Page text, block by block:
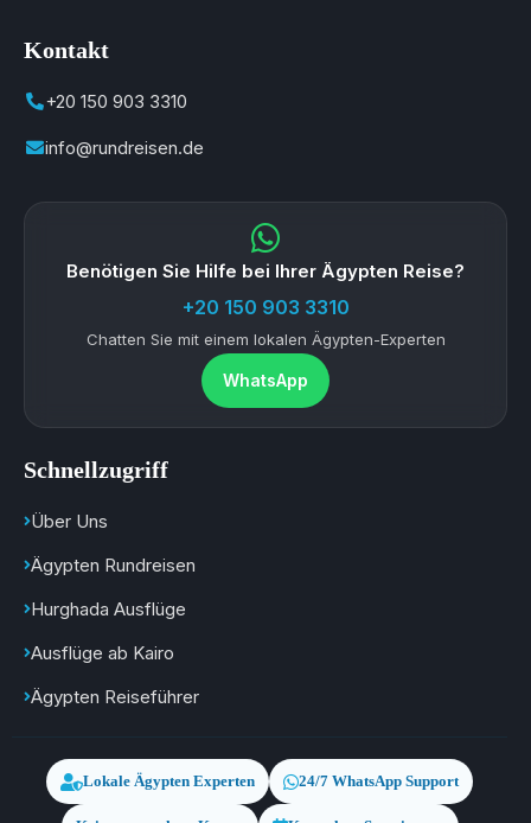
Kontakt
+20 150 903 3310
info@rundreisen.de
Benötigen Sie Hilfe bei Ihrer Ägypten Reise?
+20 150 903 3310
Chatten Sie mit einem lokalen Ägypten-Experten
WhatsApp
Schnellzugriff
Über Uns
Ägypten Rundreisen
Hurghada Ausflüge
Ausflüge ab Kairo
Ägypten Reiseführer
Lokale Ägypten Experten 24/7 WhatsApp Support